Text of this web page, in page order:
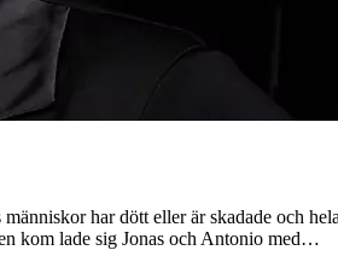
har dött eller är skadade och
kom lade sig Jonas och Antonio med…